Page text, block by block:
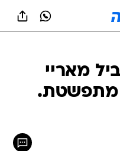
מאריי
מתפשטת.